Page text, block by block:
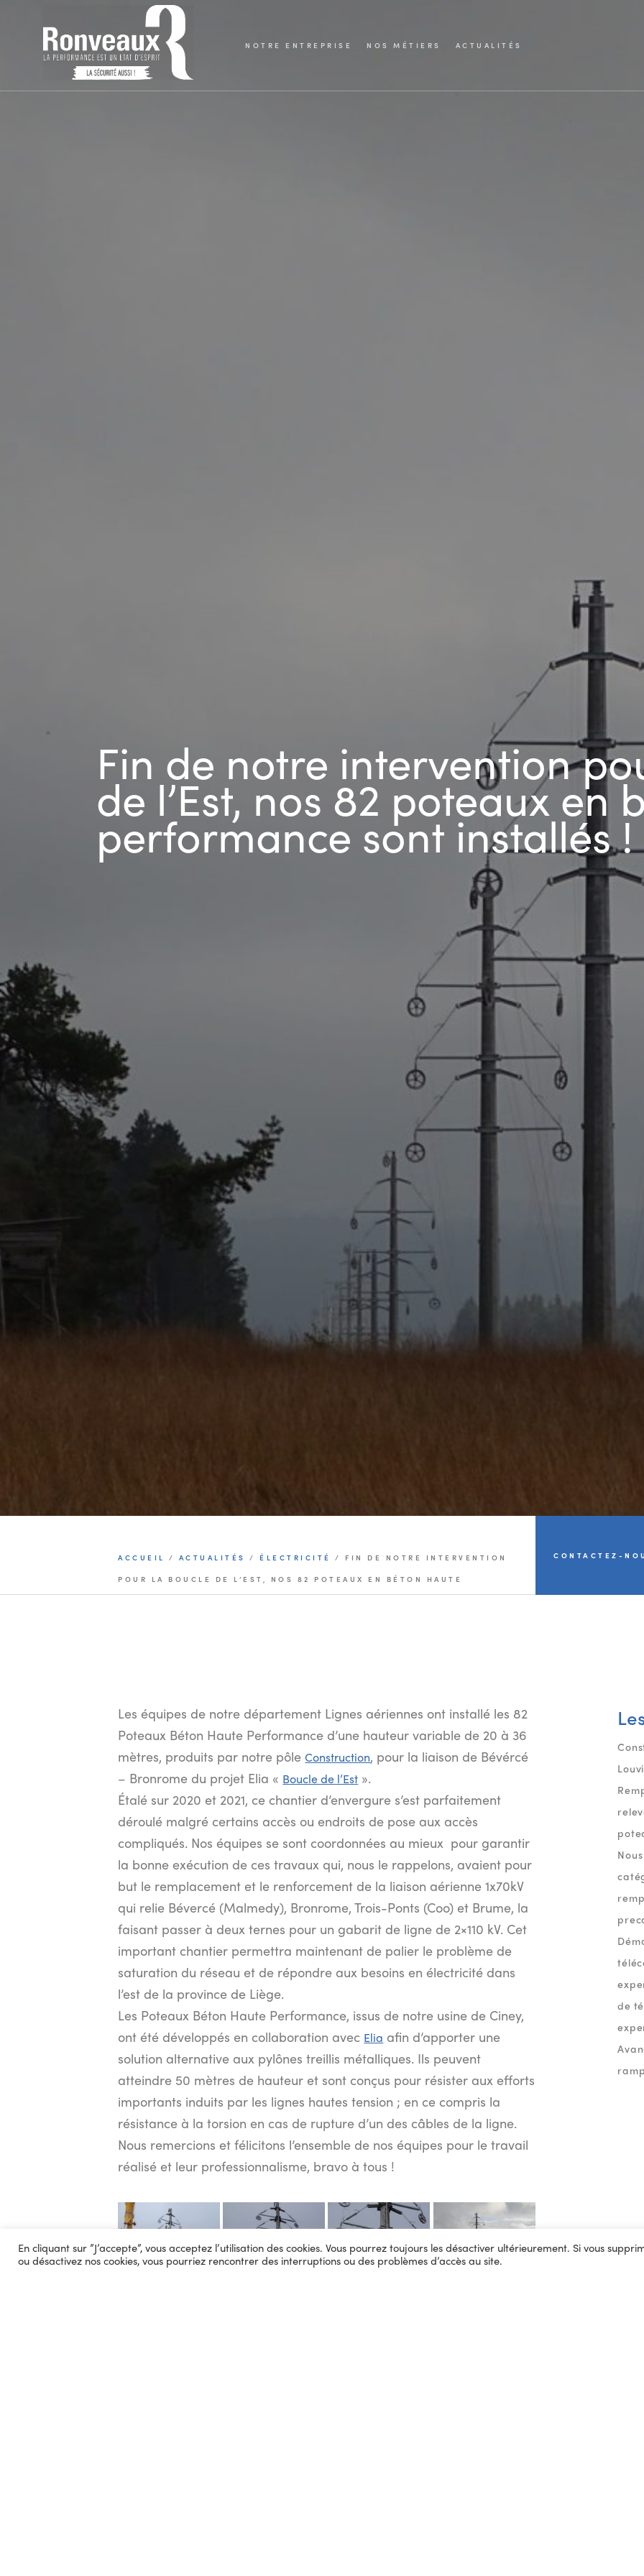
NOTRE ENTREPRISE NOS MÉTIERS ACTUALITÉS
Fin de notre intervention
de l’Est, nos 82 poteaux en
performance sont installés !
ACCUEIL/ ACTUALITÉS /ÉLECTRICITÉ / FIN DE NOTRE INTERVENTION
POUR LA BOUCLE DE L’EST, NOS 82 POTEAUX EN BÉTON HAUTE
CONTACTEZ-
Les équipes de notre département Lignes aériennes ont installé les 8️2️
Poteaux Béton Haute Performance d’une hauteur variable de 20 à 36
mètres, produits par notre pôleConstruction, pour la liaison de Bévércé
– Bronrome du projet Elia « Boucle de l’Est ».
Étalé sur 2020 et 2021, ce chantier d’envergure s’est parfaitement
déroulé malgré certains accès ou endroits de pose aux accès
compliqués. Nos équipes se sont coordonnées au mieux pour garantir
la bonne exécution de ces travaux qui, nous le rappelons, avaient pour
but le remplacement et le renforcement de la liaison aérienne 1x70kV
qui relie Bévercé (Malmedy), Bronrome, Trois-Ponts (Coo) et Brume, la
faisant passer à deux ternes pour un gabarit de ligne de 2×110 kV. Cet
important chantier permettra maintenant de palier le problème de
saturation du réseau et de répondre aux besoins en électricité dans
l’est de la province de Liège.
Les Poteaux Béton Haute Performance, issus de notre usine de Ciney,
ont été développés en collaboration avec Elia afin d’apporter une
solution alternative aux pylônes treillis métalliques. Ils peuvent
atteindre 50 mètres de hauteur et sont conçus pour résister aux efforts
importants induits par les lignes hautes tension ; en ce compris la
résistance à la torsion en cas de rupture d’un des câbles de la ligne.
Nous remercions et félicitons l’ensemble de nos équipes pour le travail
réalisé et leur professionnalisme, bravo à tous !
de
En cliquant sur ”J’accepte”, vous acceptez l’utilisation des cookies. Vous pourrez toujours les désactiver ultérieurement. Si vous
ou désactivez nos cookies, vous pourriez rencontrer des interruptions ou des problèmes d’accès au site.